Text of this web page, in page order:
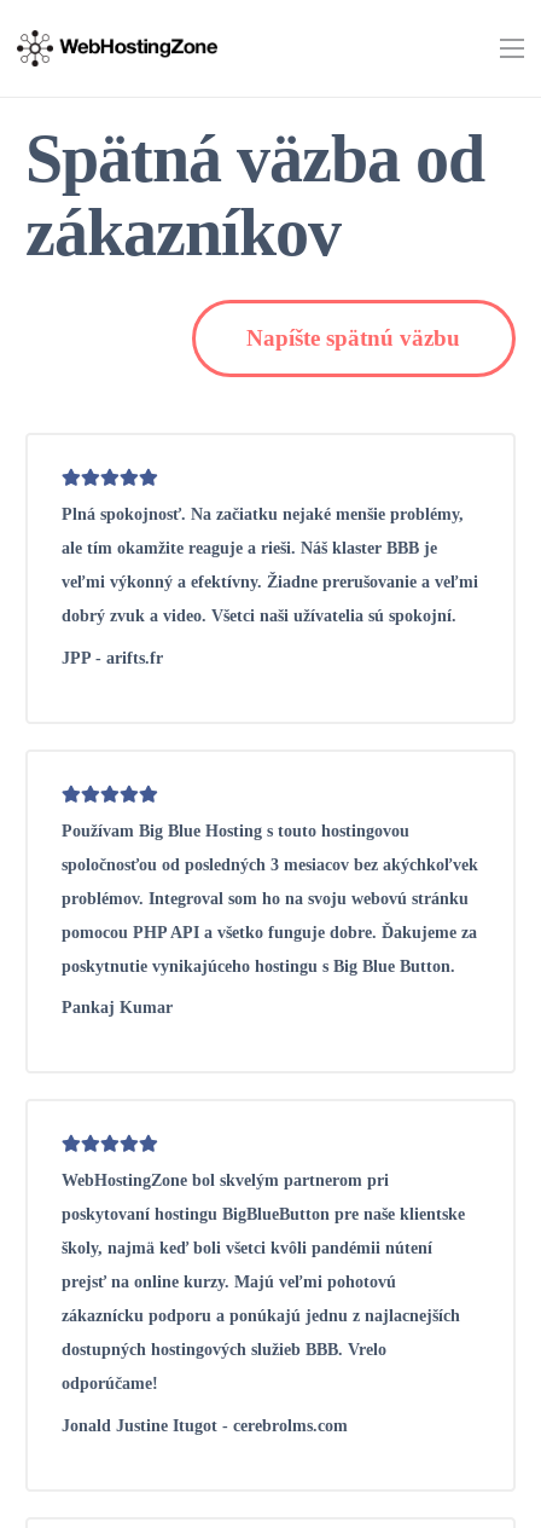
Spätná väzba od
zákazníkov
Napíšte spätnú väzbu
Plná spokojnosť. Na začiatku nejaké menšie problémy,
ale tím okamžite reaguje a rieši. Náš klaster BBB je
veľmi výkonný a efektívny. Žiadne prerušovanie a veľmi
dobrý zvuk a video. Všetci naši užívatelia sú spokojní.
JPP - arifts.fr
Používam Big Blue Hosting s touto hostingovou
spoločnosťou od posledných 3 mesiacov bez akýchkoľvek
problémov. Integroval som ho na svoju webovú stránku
pomocou PHP API a všetko funguje dobre. Ďakujeme za
poskytnutie vynikajúceho hostingu s Big Blue Button.
Pankaj Kumar
WebHostingZone bol skvelým partnerom pri
poskytovaní hostingu BigBlueButton pre naše klientske
školy, najmä keď boli všetci kvôli pandémii nútení
prejsť na online kurzy. Majú veľmi pohotovú
zákaznícku podporu a ponúkajú jednu z najlacnejších
dostupných hostingových služieb BBB. Vrelo
odporúčame!
Jonald Justine Itugot - cerebrolms.com